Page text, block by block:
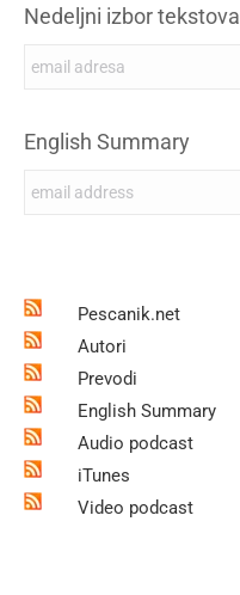
Nedeljni izbor tekstova
English Summary
Pescanik.net
Autori
Prevodi
English Summary
Audio podcast
iTunes
Video podcast